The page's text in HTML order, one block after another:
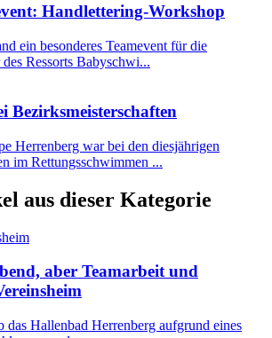
Handlettering-Workshop
ein besonderes Teamevent für die
Ressorts Babyschwi...
Bezirksmeisterschaften
Herrenberg war bei den diesjährigen
im Rettungsschwimmen ...
aus dieser Kategorie
aber Teamarbeit und
Hallenbad Herrenberg aufgrund eines